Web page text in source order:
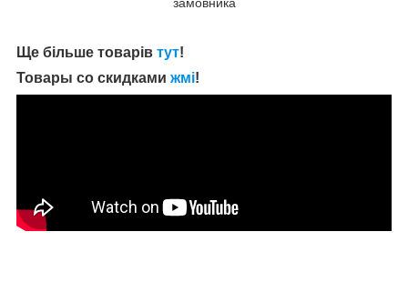
Ще більше товарів тут!
Товары со скидками жмі!